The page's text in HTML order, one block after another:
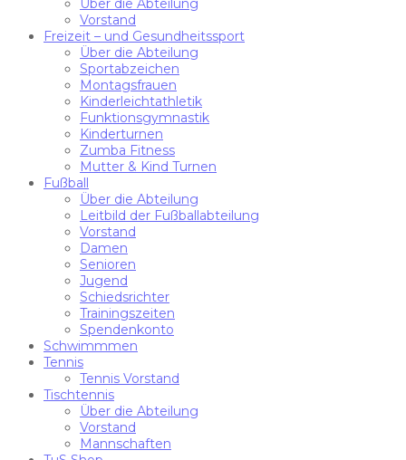
Über die Abteilung
Vorstand
Freizeit – und Gesundheitssport
Über die Abteilung
Sportabzeichen
Montagsfrauen
Kinderleichtathletik
Funktionsgymnastik
Kinderturnen
Zumba Fitness
Mutter & Kind Turnen
Fußball
Über die Abteilung
Leitbild der Fußballabteilung
Vorstand
Damen
Senioren
Jugend
Schiedsrichter
Trainingszeiten
Spendenkonto
Schwimmmen
Tennis
Tennis Vorstand
Tischtennis
Über die Abteilung
Vorstand
Mannschaften